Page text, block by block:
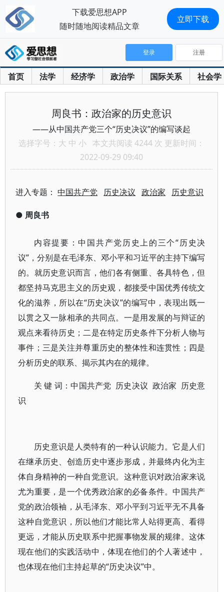
首页 法学 经济学 政治学 国际关系 社会学
登录 注册
周良书：政治家的历史意识
——从中国共产党三个“历史决议”的编写谈起
选择字号： 大 中 小 本文共阅读 4244 次 更新时间：
2022-09-29 09:40
进入专题：中国共产党 历史决议 政治家 历史意识
● 周良书
内容提要：中国共产党历史上的三个“历史决
议”，分别是在毛泽东、邓小平和习近平的主持下编写
的。就历史意识而言，他们各有侧重、各具特色，但
都坚持马克思主义的历史观，都接受中国优秀传统文
化的滋养，所以在“历史决议”的编写中，表现出既一
以贯之又一脉相承的共同点。一是用发展的与辩证的
观点来看待历史；二是在特定历史条件下分析人物与
事件；三是关注并尊重历史的整体性和连贯性；四是
分析历史的联系、揭示其内在的规律。
关 键 词：中国共产党 历史决议 政治家 历史意
识
历史意识是人类特有的一种认识能力。它是人们
在继承历史、创造历史中逐步形成，并最终内化为主
体自身精神的一种自觉意识。这种意识对政治家来说
尤为重要，是一个优秀政治家的必备条件。中国共产
党的政治领袖，从毛泽东、邓小平到习近平无不具备
这种自觉意识，所以他们才能比常人站得更高、看得
更远，才能从历史联系中把握事物发展的规律。这体
现在他们的实践活动中，体现在他们的个人著述中，
也体现在他们主持起草的“历史决议”中。
下载爱思想APP
随时随地阅读精品文章
立即下载